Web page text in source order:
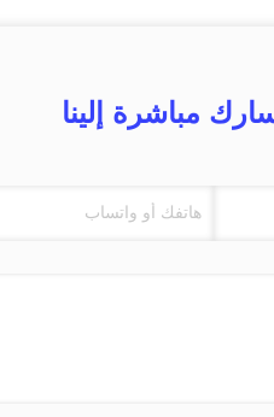
مباشرة إلينا